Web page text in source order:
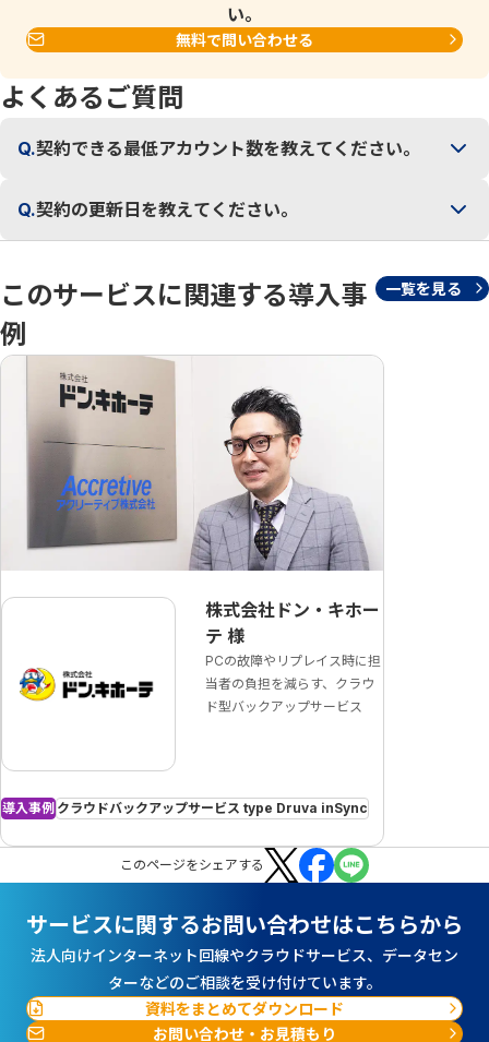
い。
無料で問い合わせる
よくあるご質問
Q.契約できる最低アカウント数を教えてください。
Q.契約の更新日を教えてください。
このサービスに関連する導入事
例
一覧を見る
株式会社ドン・キホー
テ 様
PCの故障やリプレイス時に担
当者の負担を減らす、クラウ
ド型バックアップサービス
導入事例 クラウドバックアップサービス type Druva inSync
このページをシェアする
サービスに関するお問い合わせはこちらから
法人向けインターネット回線やクラウドサービス、データセン
ターなどのご相談を受け付けています。
資料をまとめてダウンロード
お問い合わせ・お見積もり